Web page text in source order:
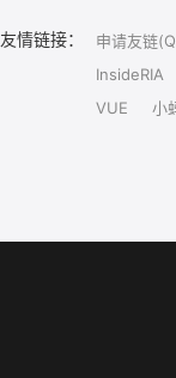
友情链接： 申请友链
InsideRIA
VUE
小